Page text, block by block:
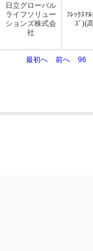
日立グローバル
ライフソリュー
ションズ株式会
社
ﾌﾚｯｸｽﾏ
ｽﾞ)(
最初へ 前へ 96